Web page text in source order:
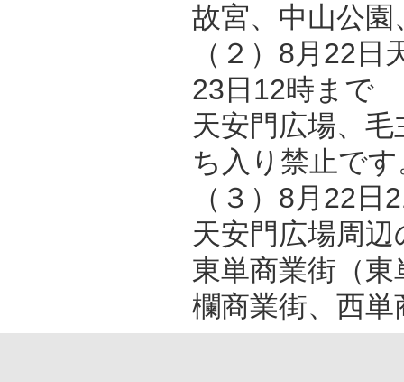
故宮、中山公
（２）8月22
23日12時まで
天安門広場、
ち入り禁止です
（３）8月22
天安門広場周
東単商業街（
欄商業街、西